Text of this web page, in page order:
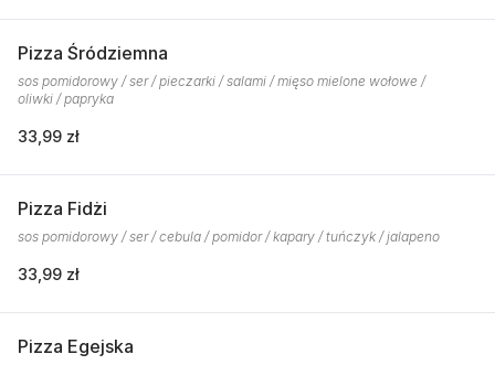
Pizza Śródziemna
sos pomidorowy / ser / pieczarki / salami / mięso mielone wołowe /
oliwki / papryka
33,99 zł
Pizza Fidżi
sos pomidorowy / ser / cebula / pomidor / kapary / tuńczyk / jalapeno
33,99 zł
Pizza Egejska